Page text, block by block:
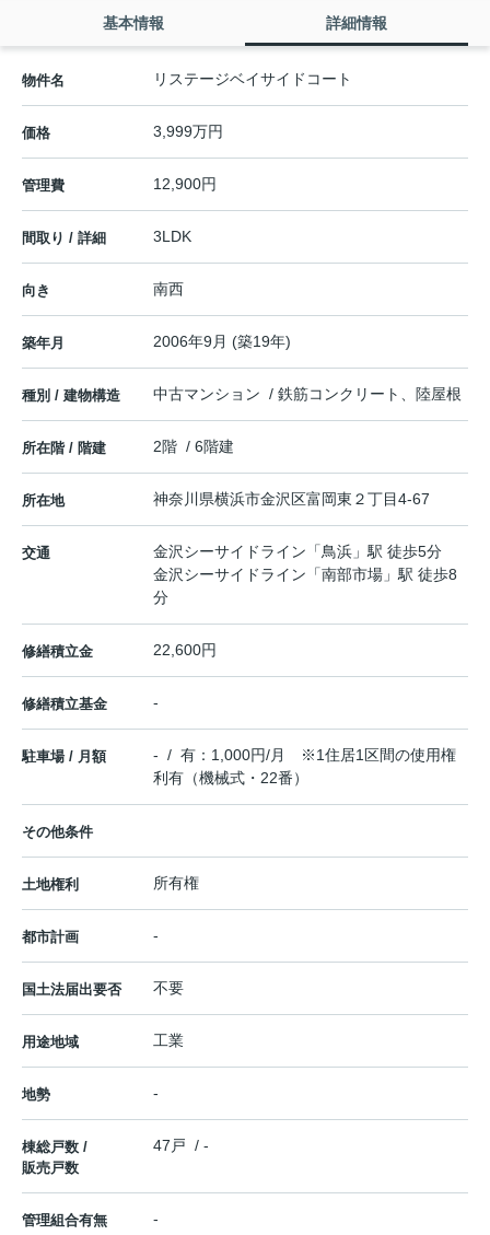
基本情報 詳細情報
物件名 リステージベイサイドコート
価格 3,999万円
管理費 12,900円
間取り / 詳細 3LDK
向き 南西
築年月 2006年9月 (築19年)
種別 / 建物構造 中古マンション / 鉄筋コンクリート、陸屋根
所在階 / 階建 2階 / 6階建
所在地 神奈川県横浜市金沢区富岡東 ２丁目4-67
交通 金沢シーサイドライン 「鳥浜 」駅 徒歩5分
金沢シーサイドライン 「南部市場 」駅 徒歩8
分
修繕積立金 22,600円
修繕積立基金 -
駐車場 / 月額
- / 有：1,000円/月 ※1住居1区間の使用権
利有（機械式・22番）
その他条件
土地権利 所有権
都市計画 -
国土法届出要否 不要
用途地域 工業
地勢 -
棟総戸数 /
販売戸数
47戸 / -
管理組合有無 -